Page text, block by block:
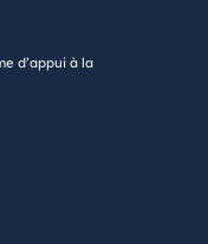
d’appui à la